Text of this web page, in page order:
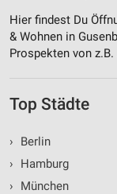
Hier findest Du
& Wohnen in
Prospekten von
Top Städte
›
Berlin
›
Hamburg
›
München